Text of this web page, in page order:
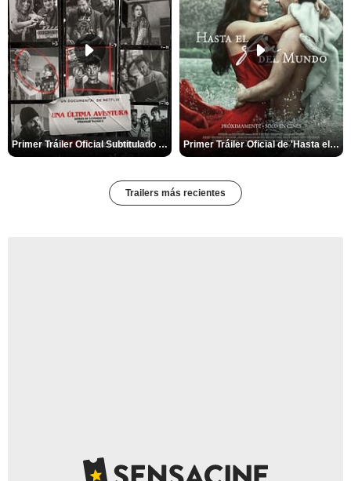
Primer Tráiler Oficial Subtitulado de 'Una última aventura: Detrás de cámaras de Stranger Things 5' Primer Tráiler Oficial de 'Hasta el fin del mundo'
Trailers más recientes